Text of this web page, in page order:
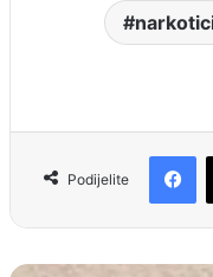
Podijelite